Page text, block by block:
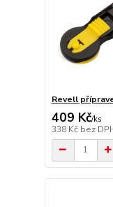
Revell
409 Kč/ks
338 Kč bez